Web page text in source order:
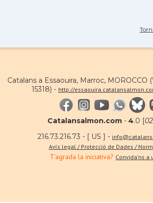
Catalans a Essaouira, Marroc, MOROCCO
15318) - http://
Catalansalmon.com - 4.0 [
216.73.216.73 - [ US ] -
Avís legal / Protecció de Dades /
T'agrada la iniciativa? Convida'ns a